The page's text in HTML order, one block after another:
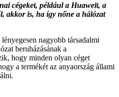
cégeket, például a Huaweit, a
akkor is, ha így nőne a hálózat
nagyobb társadalmi
beruházásának a
hogy minden olyan céget
a termékét az anyaország állami